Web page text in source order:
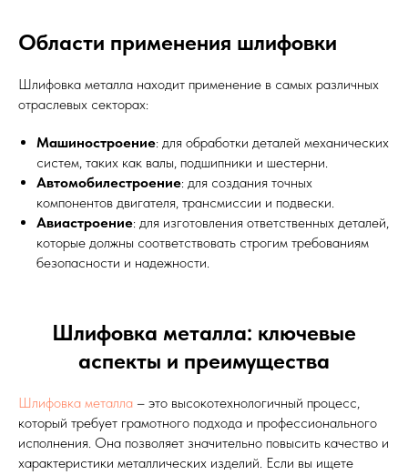
Области применения шлифовки
Шлифовка металла находит применение в самых различных
отраслевых секторах:
Машиностроение: для обработки деталей механических
систем, таких как валы, подшипники и шестерни.
Автомобилестроение: для создания точных
компонентов двигателя, трансмиссии и подвески.
Авиастроение: для изготовления ответственных деталей,
которые должны соответствовать строгим требованиям
безопасности и надежности.
Шлифовка металла: ключевые
аспекты и преимущества
Шлифовка металла – это высокотехнологичный процесс,
который требует грамотного подхода и профессионального
исполнения. Она позволяет значительно повысить качество и
характеристики металлических изделий. Если вы ищете